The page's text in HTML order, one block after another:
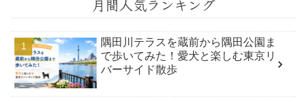
月間人気ランキング
隅田川テラスを蔵前から隅田公園ま
で歩いてみた！愛犬と楽しむ東京リ
バーサイド散歩